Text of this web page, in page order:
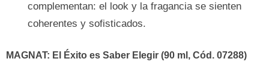
complementan: el look y la fragancia se sienten
coherentes y sofisticados.
MAGNAT: El Éxito es Saber Elegir (90 ml, Cód. 07288)